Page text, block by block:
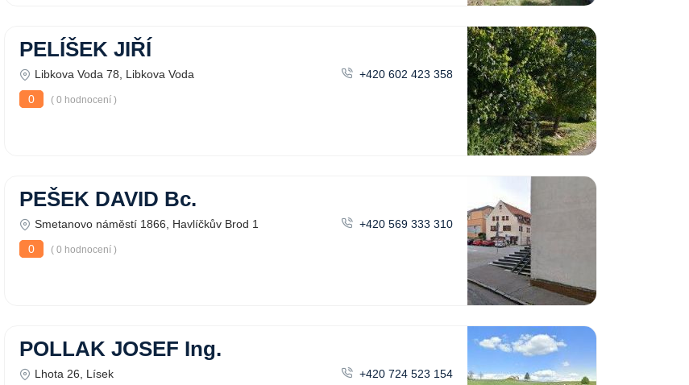
PELÍŠEK JIŘÍ
Libkova Voda 78, Libkova Voda
+420 602 423 358
0
( 0 hodnocení )
PEŠEK DAVID Bc.
Smetanovo náměstí 1866, Havlíčkův Brod 1
+420 569 333 310
0
( 0 hodnocení )
POLLAK JOSEF Ing.
Lhota 26, Lísek
+420 724 523 154